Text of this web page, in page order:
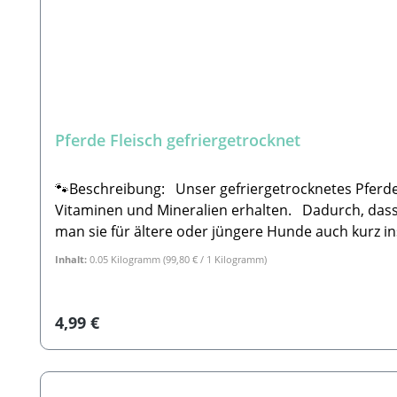
Pferde Fleisch gefriergetrocknet
🐾Beschreibung: Unser gefriergetrocknetes
Vitaminen und Mineralien erhalten. Dadurch,
man sie für ältere oder jüngere Hunde auch kurz
gefriergetrocknetes Pferde Fleisch wird in
auch bei der Fütterung beachtet werden. Dieses
Inhalt: 0.05 Kilogramm (99,80 € / 1 Kilogramm)
Regulärer Preis:
4,99 €